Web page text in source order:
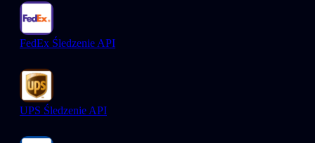
FedEx Śledzenie API
UPS Śledzenie API